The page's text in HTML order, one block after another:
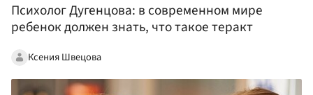
Психолог Дугенцова: в современном мире
ребенок должен знать, что такое теракт
Ксения Швецова